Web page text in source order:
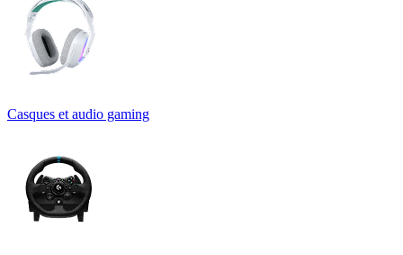
Casques et audio gaming